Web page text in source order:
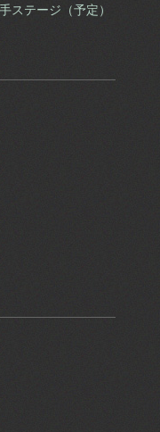
ステージ（予定）